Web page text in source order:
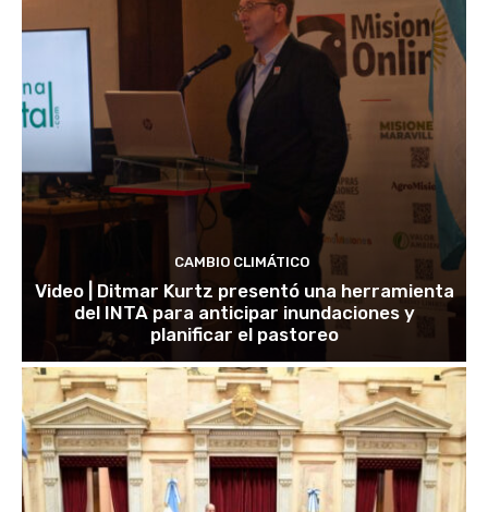
CAMBIO CLIMÁTICO
Video | Ditmar Kurtz presentó una herramienta
del INTA para anticipar inundaciones y
planificar el pastoreo